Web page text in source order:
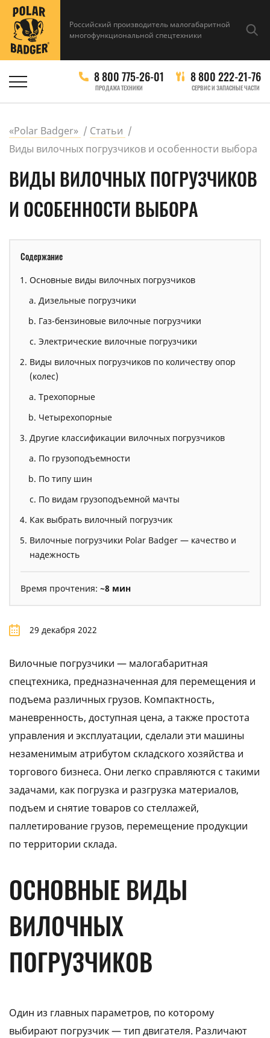
Российский производитель малогабаритной
многофункциональной спецтехники
8 800 775-26-01
ПРОДАЖА ТЕХНИКИ
8 800 222-21-76
СЕРВИС И ЗАПАСНЫЕ ЧАСТИ
«Polar Badger»
Статьи
Виды вилочных погрузчиков и особенности выбора
ВИДЫ ВИЛОЧНЫХ ПОГРУЗЧИКОВ
И ОСОБЕННОСТИ ВЫБОРА
Содержание
Основные виды вилочных погрузчиков
Дизельные погрузчики
Газ-бензиновые вилочные погрузчики
Электрические вилочные погрузчики
Виды вилочных погрузчиков по количеству опор
(колес)
Трехопорные
Четырехопорные
Другие классификации вилочных погрузчиков
По грузоподъемности
По типу шин
По видам грузоподъемной мачты
Как выбрать вилочный погрузчик
Вилочные погрузчики Polar Badger — качество и
надежность
Время прочтения: ~8 мин
29 декабря 2022
Вилочные погрузчики — малогабаритная
спецтехника, предназначенная для перемещения и
подъема различных грузов. Компактность,
маневренность, доступная цена, а также простота
управления и эксплуатации, сделали эти машины
незаменимым атрибутом складского хозяйства и
торгового бизнеса. Они легко справляются с такими
задачами, как погрузка и разгрузка материалов,
подъем и снятие товаров со стеллажей,
паллетирование грузов, перемещение продукции
по территории склада.
ОСНОВНЫЕ ВИДЫ
ВИЛОЧНЫХ
ПОГРУЗЧИКОВ
Один из главных параметров, по которому
выбирают погрузчик — тип двигателя. Различают